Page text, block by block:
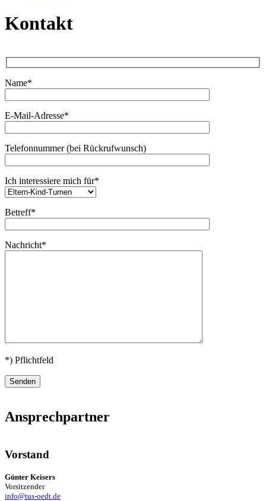
Kontakt
Name*
E-Mail-Adresse*
Telefonnummer (bei Rückrufwunsch)
Ich interessiere mich für*
Betreff*
Nachricht*
*) Pflichtfeld
Ansprechpartner
Vorstand
Günter Keisers
Vorsitzender
info@tus-oedt.de